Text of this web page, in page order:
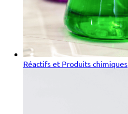
Réactifs et Produits chimiques